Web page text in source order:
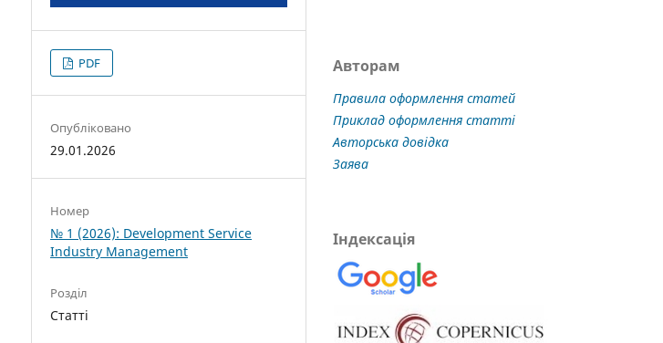
PDF
Опубліковано
29.01.2026
Номер
№ 1 (2026): Development Service
Industry Management
Розділ
Статті
Авторам
Правила оформлення статей
Приклад оформлення статті
Авторська довідка
Заява
Індексація